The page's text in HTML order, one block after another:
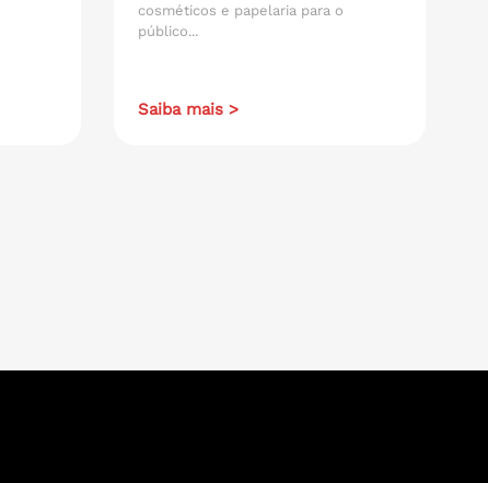
cosméticos e papelaria para o
público...
Saiba mais >